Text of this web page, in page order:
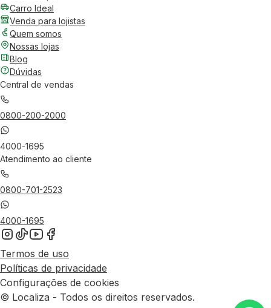
Carro Ideal
Venda para lojistas
Quem somos
Nossas lojas
Blog
Dúvidas
Central de vendas
0800-200-2000
4000-1695
Atendimento ao cliente
0800-701-2523
4000-1695
Termos de uso
Políticas de privacidade
Configurações de cookies
© Localiza - Todos os direitos reservados.